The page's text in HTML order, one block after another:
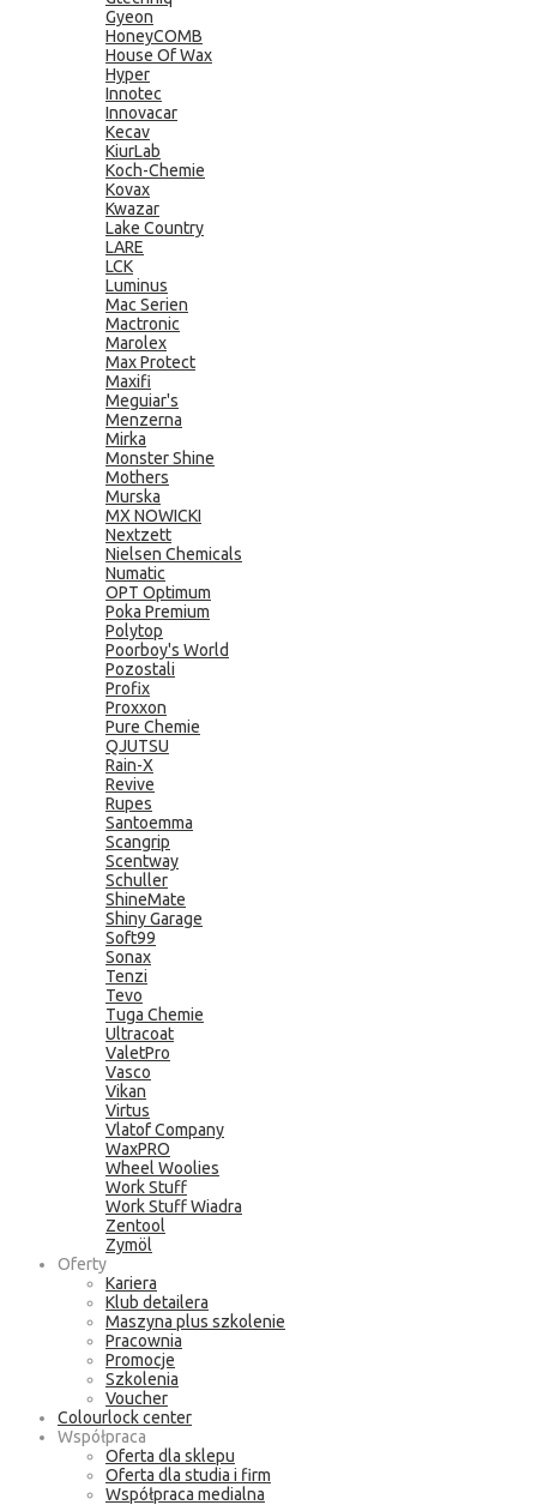
Gyeon
HoneyCOMB
House Of Wax
Hyper
Innotec
Innovacar
Kecav
KiurLab
Koch-Chemie
Kovax
Kwazar
Lake Country
LARE
LCK
Luminus
Mac Serien
Mactronic
Marolex
Max Protect
Maxifi
Meguiar's
Menzerna
Mirka
Monster Shine
Mothers
Murska
MX NOWICKI
Nextzett
Nielsen Chemicals
Numatic
OPT Optimum
Poka Premium
Polytop
Poorboy's World
Pozostali
Profix
Proxxon
Pure Chemie
QJUTSU
Rain-X
Revive
Rupes
Santoemma
Scangrip
Scentway
Schuller
ShineMate
Shiny Garage
Soft99
Sonax
Tenzi
Tevo
Tuga Chemie
Ultracoat
ValetPro
Vasco
Vikan
Virtus
Vlatof Company
WaxPRO
Wheel Woolies
Work Stuff
Work Stuff Wiadra
Zentool
Zymöl
Oferty
Kariera
Klub detailera
Maszyna plus szkolenie
Pracownia
Promocje
Szkolenia
Voucher
Colourlock center
Współpraca
Oferta dla sklepu
Oferta dla studia i firm
Współpraca medialna